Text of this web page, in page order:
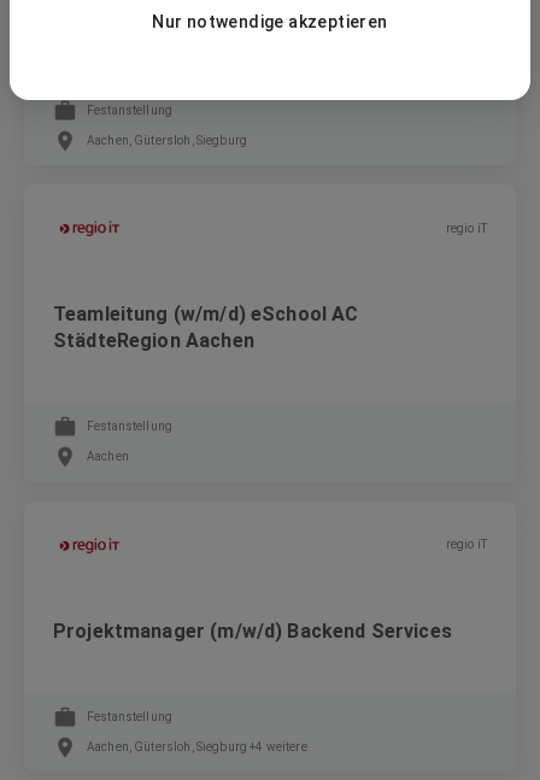
Systemadministrator (w/m/d) eSchool
Festanstellung
Aachen, Gütersloh, Siegburg
regio iT
Teamleitung (w/m/d) eSchool AC
StädteRegion Aachen
Festanstellung
Aachen
regio iT
Projektmanager (m/w/d) Backend Services
Festanstellung
Aachen, Gütersloh, Siegburg +4 weitere
Nur notwendige akzeptieren